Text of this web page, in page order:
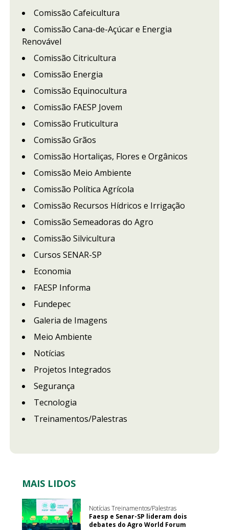
Comissão Cafeicultura
Comissão Cana-de-Açúcar e Energia
Renovável
Comissão Citricultura
Comissão Energia
Comissão Equinocultura
Comissão FAESP Jovem
Comissão Fruticultura
Comissão Grãos
Comissão Hortaliças, Flores e Orgânicos
Comissão Meio Ambiente
Comissão Política Agrícola
Comissão Recursos Hídricos e Irrigação
Comissão Semeadoras do Agro
Comissão Silvicultura
Cursos SENAR-SP
Economia
FAESP Informa
Fundepec
Galeria de Imagens
Meio Ambiente
Notícias
Projetos Integrados
Segurança
Tecnologia
Treinamentos/Palestras
MAIS LIDOS
Notícias Treinamentos/Palestras
Faesp e Senar-SP lideram dois
debates do Agro World Forum